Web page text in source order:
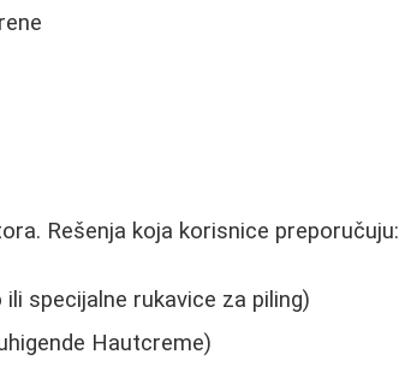
Rešenja koja korisnice preporučuju:
specijalne rukavice za piling)
Hautcreme)